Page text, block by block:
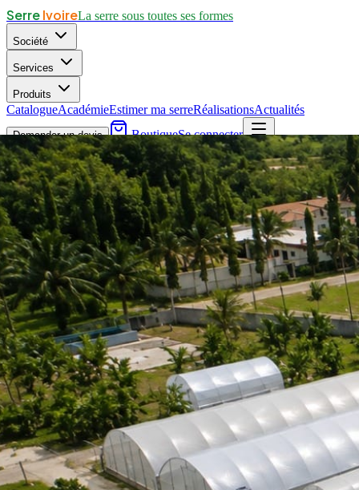
SerreIvoireLa serre sous toutes ses formes
Société
Services
Produits
CatalogueAcadémieEstimer ma serreRéalisationsActualités
Demander un devis BoutiqueSe connecter